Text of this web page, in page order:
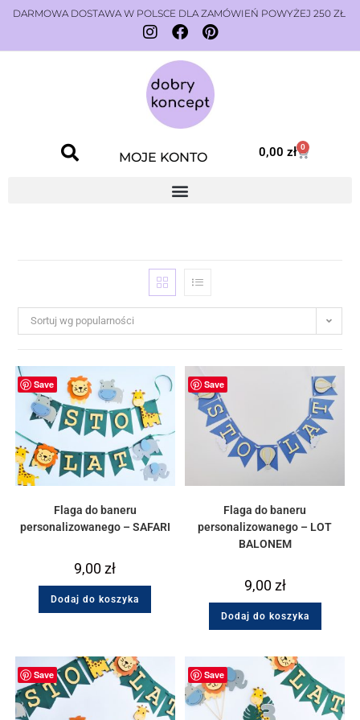
DARMOWA DOSTAWA W POLSCE DLA ZAMÓWIEŃ POWYŻEJ 250 ZŁ
MOJE KONTO 0,00zł 0
Sortuj wg popularności
Save
Flaga do baneru
personalizowanego – SAFARI
9,00zł
Dodaj do koszyka
Save
Flaga do baneru
personalizowanego – LOT
BALONEM
9,00zł
Dodaj do koszyka
Save Save